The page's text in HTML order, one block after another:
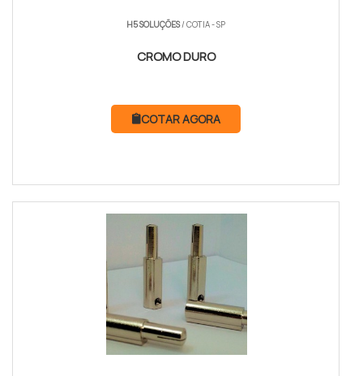
H5 SOLUÇÕES/ COTIA - SP
CROMO DURO
COTAR AGORA